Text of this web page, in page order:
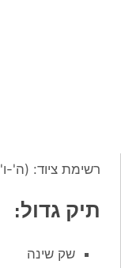
רשימת ציוד: (ה'-
תיק גדול:
שק שינה